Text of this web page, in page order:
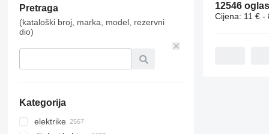
Pretraga
(kataloški broj, marka, model, rezervni
dio)
Kategorija
elektrike
12546
Cijena: 11 € -